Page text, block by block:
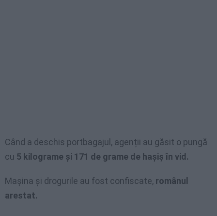
Când a deschis portbagajul, agenții au găsit o pungă
cu 5 kilograme și 171 de grame de hașiș în vid.
Mașina și drogurile au fost confiscate, românul
arestat.